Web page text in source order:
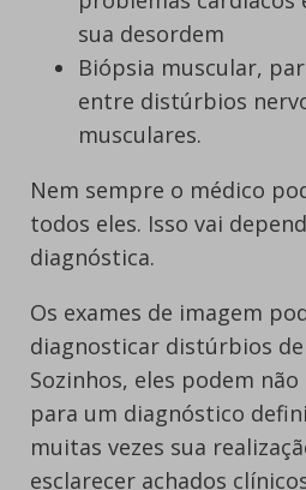
sua desordem
Biópsia muscular,
entre distúrbios
musculares.
Nem sempre o médico
todos eles. Isso vai
diagnóstica.
Os exames de imagem
diagnosticar distúrbios
Sozinhos, eles podem
para um diagnóstico
muitas vezes sua
esclarecer achados